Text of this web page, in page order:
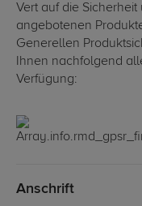
Vert auf die
angebotenen
Generellen
Ihnen nachfolgend
Verfügung:
Anschrift